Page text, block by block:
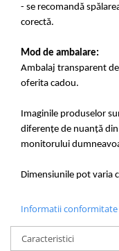
- se recomandă
Mod de ambalare:
Ambalaj transparent
oferita cadou.
Imaginile produselor
diferențe de nuanță
monitorului
Dimensiunile pot varia
Informatii
Caracteristici